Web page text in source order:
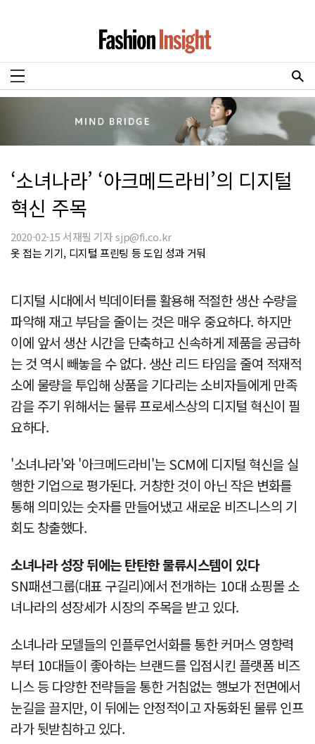
‘소녀나라’ ‘아크메드라비’의 디지털
혁신 주목
2020-02-15 서재필 기자 sjp@fi.co.kr
옷 접는 기기, 디지털 프린팅 등 도입 성과 거둬
디지털 시대에서 빅데이터를 활용해 적절한 생산 수량을
파악해 재고 부담을 줄이는 것은 매우 중요하다. 하지만
이에 앞서 생산 시간을 단축하고 신속하게 제품을 공급하
는 것 역시 빼놓을 수 없다. 생산 리드 타임을 줄여 적재적
소에 물량을 투입해 상품을 기다리는 소비자들에게 만족
감을 주기 위해서는 물류 프로세스상의 디지털 혁신이 필
요하다.
'소녀나라'와 '아크메드라비'는 SCM에 디지털 혁신을 실
행한 기업으로 평가된다. 거창한 것이 아닌 작은 변화를
통해 의미있는 숫자를 만들어냈고 새로운 비즈니스의 기
회도 창출했다.
소녀나라 성장 뒤에는 탄탄한 물류시스템이 있다
SN패션그룹(대표 구길리)에서 전개하는 10대 쇼핑몰 소
녀나라의 성장세가 시장의 주목을 받고 있다.
소녀나라 모델들의 인플루언서화를 통한 커머스 영향력
부터 10대들이 좋아하는 브랜드를 입점시킨 플랫폼 비즈
니스 등 다양한 전략들을 통한 거침없는 행보가 전면에서
눈길을 끌지만, 이 뒤에는 안정적이고 자동화된 물류 인프
라가 뒷받침하고 있다.